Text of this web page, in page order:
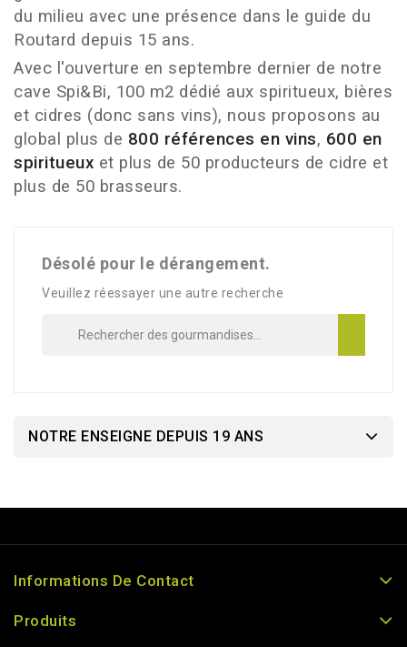
du milieu avec une présence dans le guide du
Routard depuis 15 ans.
Avec l'ouverture en septembre dernier de notre
cave Spi&Bi, 100 m2 dédié aux spiritueux, bières
et cidres (donc sans vins), nous proposons au
global plus de 800 références en vins, 600 en
spiritueux et plus de 50 producteurs de cidre et
plus de 50 brasseurs.
Désolé pour le dérangement.
Veuillez réessayer une autre recherche
NOTRE ENSEIGNE DEPUIS 19 ANS
Informations De Contact
Produits